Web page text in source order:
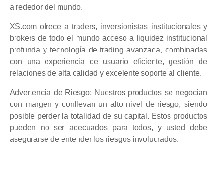
alrededor del mundo.
XS.com ofrece a traders, inversionistas institucionales y
brokers de todo el mundo acceso a liquidez institucional
profunda y tecnología de trading avanzada, combinadas
con una experiencia de usuario eficiente, gestión de
relaciones de alta calidad y excelente soporte al cliente.
Advertencia de Riesgo: Nuestros productos se negocian
con margen y conllevan un alto nivel de riesgo, siendo
posible perder la totalidad de su capital. Estos productos
pueden no ser adecuados para todos, y usted debe
asegurarse de entender los riesgos involucrados.